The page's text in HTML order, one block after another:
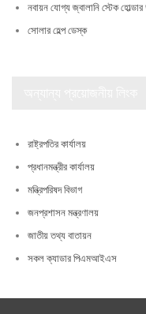
নবায়ন যোগ্য জ্বালানি স্টেক হোল্ডার
সোলার হেল্প ডেস্ক
রাষ্ট্রপতির কার্যালয়
প্রধানমন্ত্রীর কার্যালয়
মন্ত্রিপরিষদ বিভাগ
জনপ্রশাসন মন্ত্রণালয়
জাতীয় তথ্য বাতায়ন
সকল ক্যাডার পিএমআইএস